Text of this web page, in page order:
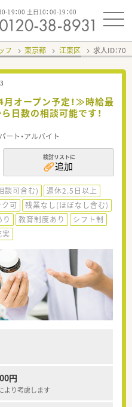
19：00 土日10：00-19：00
フ 東京都 江東区 求人ID：
オープン予定！≫時給最
日数の相談可能です！
パート・アルバイト
検討リストに
追加
談可含む)
週休2.5日以上
可
残業なし(ほぼなし含む)
教育制度あり
シフト制
実
円
より考慮します